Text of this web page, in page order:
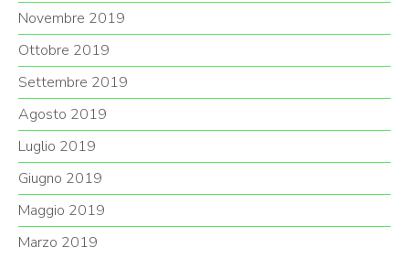
Novembre 2019
Ottobre 2019
Settembre 2019
Agosto 2019
Luglio 2019
Giugno 2019
Maggio 2019
Marzo 2019